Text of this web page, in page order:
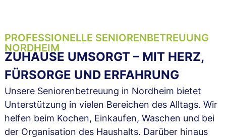
PROFESSIONELLE SENIORENBETREUUNG
NORDHEIM
ZUHAUSE UMSORGT – MIT HERZ,
FÜRSORGE UND ERFAHRUNG
Unsere Seniorenbetreuung in Nordheim bietet
Unterstützung in vielen Bereichen des Alltags. Wir
helfen beim Kochen, Einkaufen, Waschen und bei
der Organisation des Haushalts. Darüber hinaus